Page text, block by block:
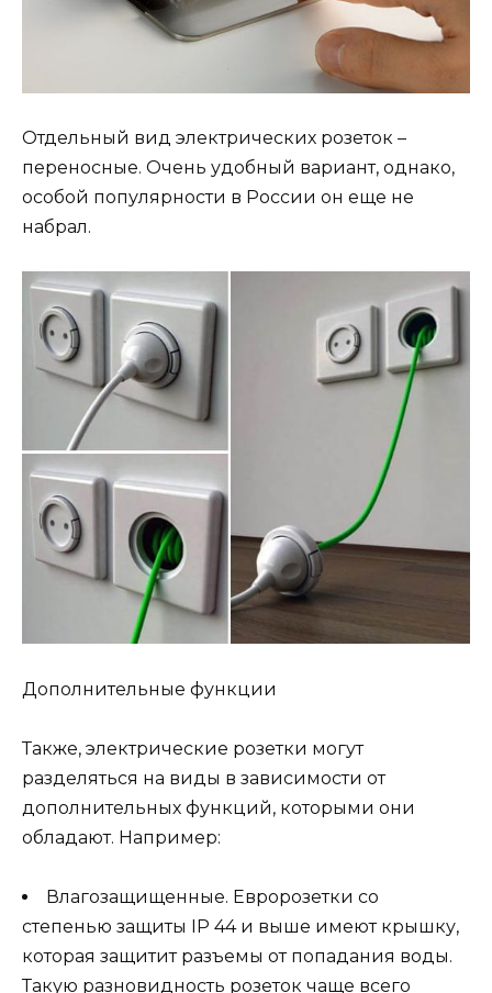
Отдельный вид электрических розеток –
переносные. Очень удобный вариант, однако,
особой популярности в России он еще не
набрал.
Дополнительные функции
Также, электрические розетки могут
разделяться на виды в зависимости от
дополнительных функций, которыми они
обладают. Например:
Влагозащищенные. Евророзетки со
степенью защиты IP 44 и выше имеют крышку,
которая защитит разъемы от попадания воды.
Такую разновидность розеток чаще всего